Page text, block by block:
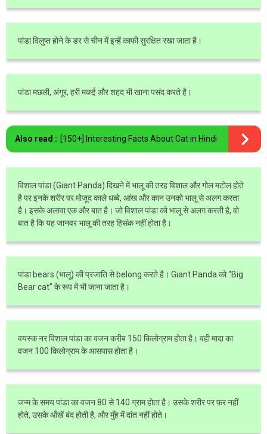
पांडा विलुप्त होने के डर से चीन में इन्हें काफी सुरक्षित रखा जाता है।
पांडा मछली, अंगूर, हरी मकई और शहद भी खाना पसंद करते है।
Also read : [150+] Interesting Facts About Cat in Hindi
विशाल पांडा (Giant Panda) दिखने में भालू की तरह विशाल और गोल मटोल होते
है पर इनके शरीर पर मोजूद काले धब्बे, आंख और कान उनको भालू से अलग करता
है। इसके अलावा एक और बात है। जो विशाल पांडा को भालू से अलग करती है, वो
बात है कि यह जानवर भालू की तरह हिसंक नहीं होता है।
पांडा bears (भालू) की प्रजाति से belong करते है। Giant Panda को “Big
Bear cat” के रूप में भी जाना जाता है।
वयस्क नर विशाल पांडा का वजन करीब 150 किलोग्राम होता है। वही मादा का
वजन 100 किलोग्राम के आसपास होता है।
जन्म के समय पांडा का वजन 80 से 140 ग्राम होता है। उसके शरीर पर फ़र नहीं
होते, उसके ऑंखें बंद होती है, और मुँह में दांत नहीं होते।